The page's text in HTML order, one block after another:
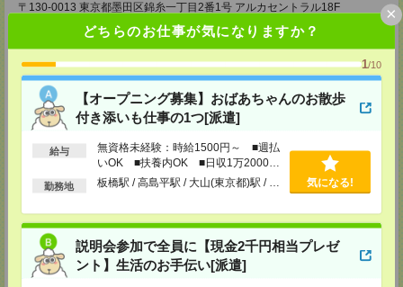
どちらのお仕事が気になりますか？
1/10
【オープニング募集】おばあちゃんのお散歩
付き添いも仕事の1つ[派遣]
給与
無資格未経験：時給1500円～ ■週払
いOK ■扶養内OK ■日収1万2000円
以上
勤務地 板橋駅 / 高島平駅 / 大山(東京都)駅 / … 気になる!
説明会参加で全員に【現金2千円相当プレゼ
ント】生活のお手伝い[派遣]
×
〒130-0013 東京都墨田区錦糸一丁目2番1号 アルカセントラル18F
TEL：03-5637-1151
FAX：03-5637-1388
担当：採用担当
西東京医療オフィス
〒180-0004 東京都武蔵野市吉祥寺本町1丁目14番5号 吉祥寺本町ビル5F
TEL：0422-23-0901
FAX：0422-23-0905
担当：採用担当
町田介護オフィス
TEL：042-728-3021
FAX：042-728-3025
担当：採用担当